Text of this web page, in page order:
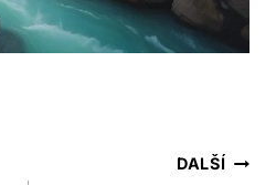
DALŠÍ